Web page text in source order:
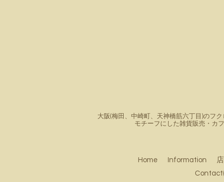
大阪(梅田、中崎町、天神橋筋六丁目)のフ
モチーフにした雑貨販売・カ
Home Information